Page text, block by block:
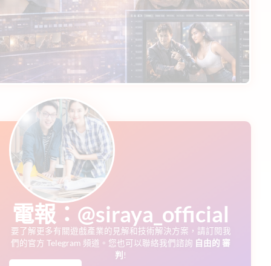
電報：@siraya_official
要了解更多有關遊戲產業的見解和技術解決方案，請訂閱我
們的官方 Telegram 頻道。您也可以聯絡我們諮詢 自由的 審
判 !